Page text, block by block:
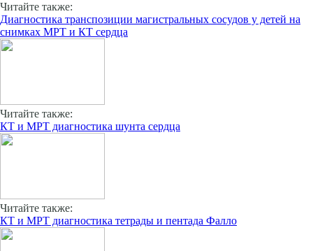
Читайте также:
Диагностика транспозиции магистральных сосудов у детей на
снимках МРТ и КТ сердца
Читайте также:
КТ и МРТ диагностика шунта сердца
Читайте также:
КТ и МРТ диагностика тетрады и пентада Фалло